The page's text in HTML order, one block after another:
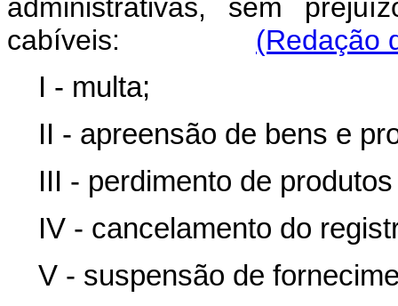
administrativas, sem
cabíveis: (Redação
I - multa;
II - apreensão de bens e
III - perdimento de
IV - cancelamento do
V - suspensão de